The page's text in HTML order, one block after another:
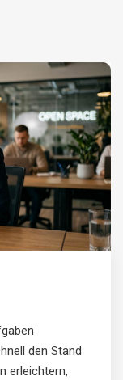
den Stand
erleichtern,